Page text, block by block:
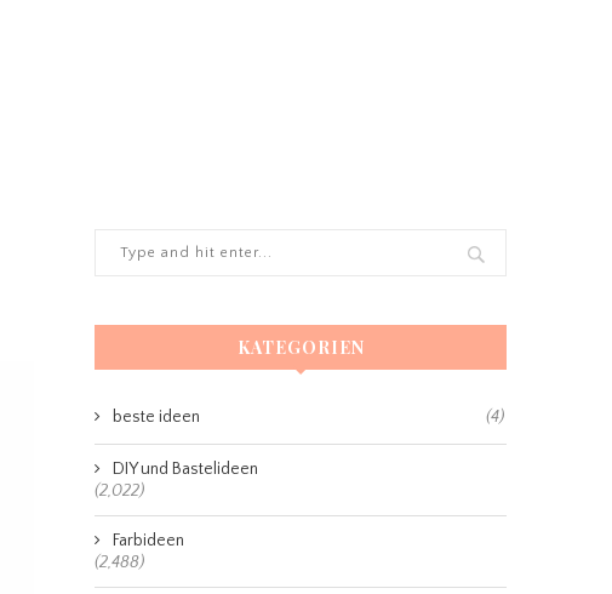
KATEGORIEN
beste ideen (4)
DIY und Bastelideen
(2,022)
Farbideen
(2,488)